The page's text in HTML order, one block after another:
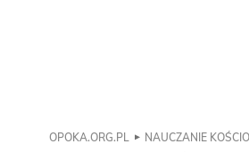
OPOKA.ORG.PL NAUCZANIE